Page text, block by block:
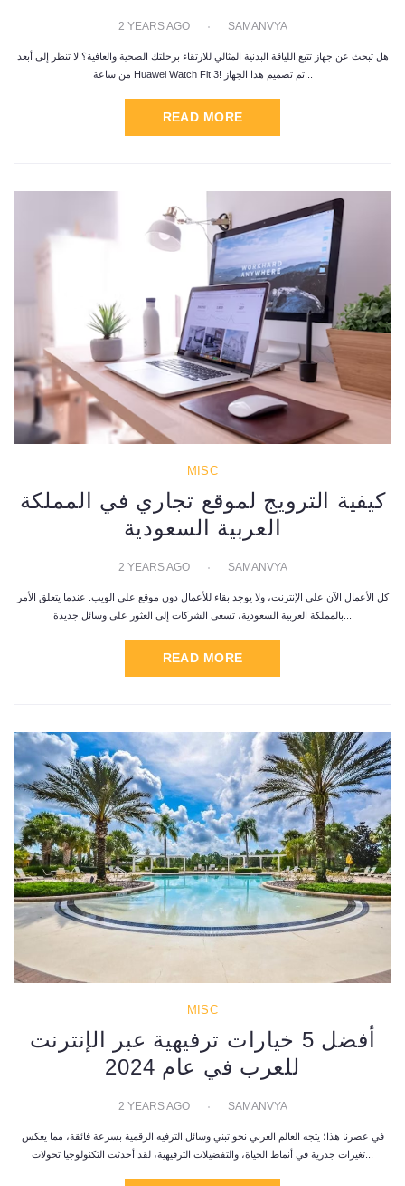
2 YEARS AGO SAMANVYA
هل تبحث عن جهاز تتبع اللياقة البدنية المثالي للارتقاء برحلتك الصحية والعافية؟ لا تنظر إلى أبعد
من ساعة Huawei Watch Fit 3! تم تصميم هذا الجهاز...
READ MORE
MISC
كيفية الترويج لموقع تجاري في المملكة
العربية السعودية
2 YEARS AGO SAMANVYA
كل الأعمال الآن على الإنترنت، ولا يوجد بقاء للأعمال دون موقع على الويب. عندما يتعلق الأمر
READ MORE
MISC
أفضل 5 خيارات ترفيهية عبر الإنترنت
للعرب في عام 2024
2 YEARS AGO SAMANVYA
في عصرنا هذا؛ يتجه العالم العربي نحو تبني وسائل الترفيه الرقمية بسرعة فائقة، مما يعكس